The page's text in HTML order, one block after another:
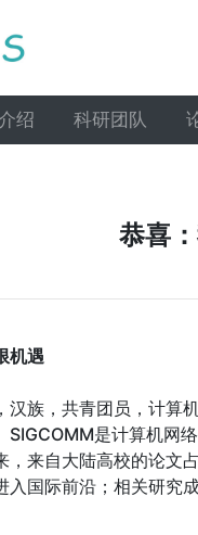
绍 科研团队
恭喜
机遇
，共青团员，计算机
SIGCOMM是计算机网
，来自大陆高校的论文
入国际前沿；相关研究